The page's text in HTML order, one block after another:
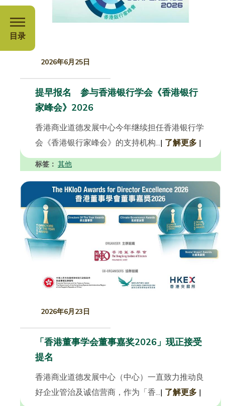
目录
2026年6月25日
提早报名 参与香港银行学会《香港银行
家峰会》2026
香港商业道德发展中心今年继续担任香港银行学
会《香港银行家峰会》的支持机构...| 了解更多 |
标签： 其他
2026年6月23日
「香港董事学会董事嘉奖2026」现正接受
提名
香港商业道德发展中心（中心）一直致力推动良
好企业管治及诚信营商，作为「香...| 了解更多 |